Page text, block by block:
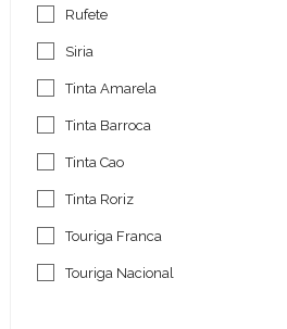
Rufete
Siria
Tinta Amarela
Tinta Barroca
Tinta Cao
Tinta Roriz
Touriga Franca
Touriga Nacional